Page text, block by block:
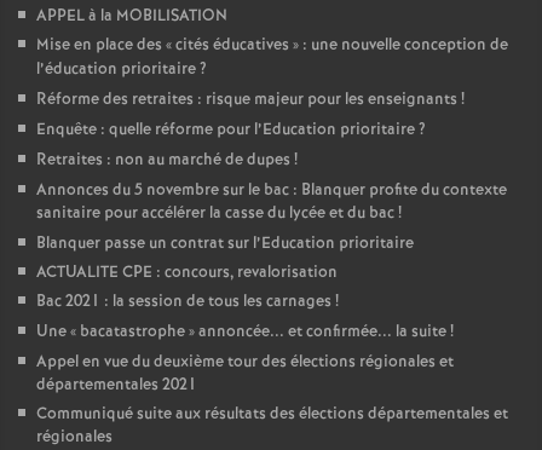
APPEL à la MOBILISATION
Mise en place des «cités éducatives » : une nouvelle conception de
l’éducation prioritaire?
Réforme des retraites : risque majeur pour les enseignants !
Enquête : quelle réforme pour l’Education prioritaire?
Retraites : non au marché de dupes !
Annonces du 5 novembre sur le bac : Blanquer profite du contexte
sanitaire pour accélérer la casse du lycée et du bac!
Blanquer passe un contrat sur l’Education prioritaire
ACTUALITE CPE : concours, revalorisation
Bac 2021 : la session de tous les carnages !
Une « bacatastrophe» annoncée... et confirmée... la suite!
Appel en vue du deuxième tour des élections régionales et
départementales 2021
Communiqué suite aux résultats des élections départementales et
régionales